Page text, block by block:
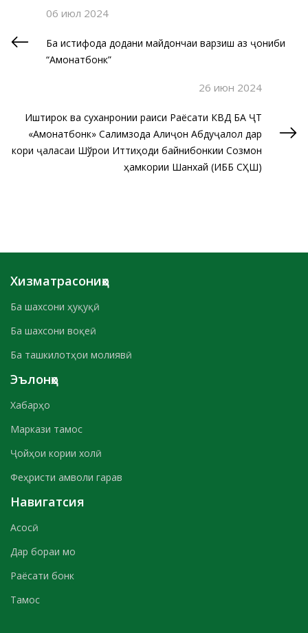
06 июл 2024
Ба истифода додани майдончаи варзишӣ аз ҷониби
“Амонатбонк”
26 июн 2024
Иштирок ва суханронии раиси Раёсати КВД БА ҶТ
«Амонатбонк» Салимзода Алиҷон Абдуҷалол дар
кори ҷаласаи Шўрои Иттиҳоди байнибонкии Созмон
ҳамкории Шанхай (ИББ СҲШ)
Хизматрасониҳо
Ба шахсони ҳуқуқӣ
Ба шахсони воқеӣ
Ба ташкилотҳои молиявӣ
Эълонҳо
Хабарҳо
Маркази тамос
Ҷойҳои кории холӣ
Феҳристи амволи гарав
Навигатсия
Асосӣ
Дар бораи мо
Раёсати бонк
Тамос